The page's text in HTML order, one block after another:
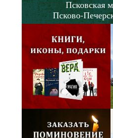
Псковская
Псково-